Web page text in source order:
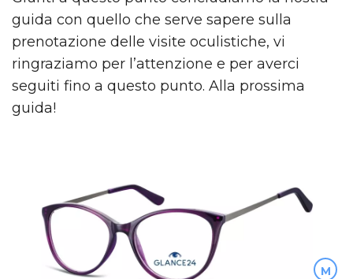
guida con quello che serve sapere sulla
prenotazione delle visite oculistiche, vi
ringraziamo per l’attenzione e per averci
seguiti fino a questo punto. Alla prossima
guida!
M